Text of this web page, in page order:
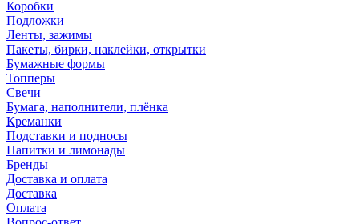
Коробки
Подложки
Ленты, зажимы
Пакеты, бирки, наклейки, открытки
Бумажные формы
Топперы
Свечи
Бумага, наполнители, плёнка
Креманки
Подставки и подносы
Напитки и лимонады
Бренды
Доставка и оплата
Доставка
Оплата